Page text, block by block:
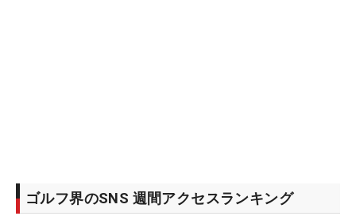
ゴルフ界のSNS 週間アクセスランキング